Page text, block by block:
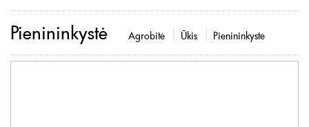
Pienininkystė Agrobitė Ūkis Pienininkystė